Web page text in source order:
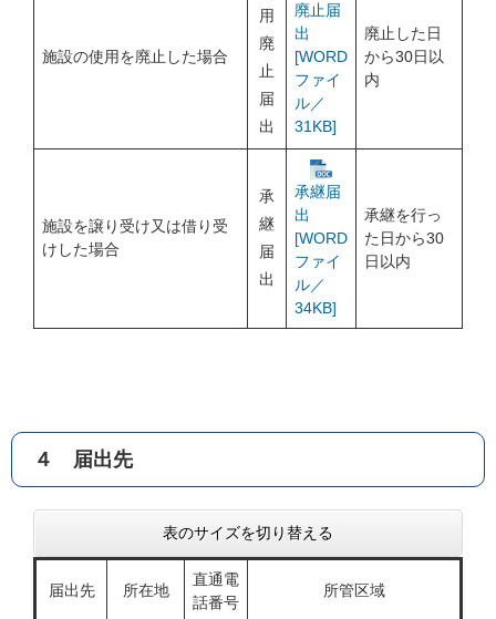
施設の使用を廃止した場合
用
廃
止
届
出
廃止届
出
[WORD
ファイ
ル／
31KB]
廃止した日
から30日以
内
施設を譲り受け又は借り受
けした場合
承
継
届
出
承継届
出
[WORD
ファイ
ル／
34KB]
承継を行っ
た日から30
日以内
４ 届出先
表のサイズを切り替える
届出先 所在地
直通電
話番号
所管区域